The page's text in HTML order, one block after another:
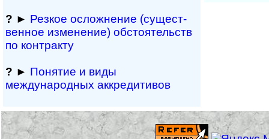
? ► Резкое осложнение (сущест­
вен­ное измене­ние) обсто­ятельств
по контракту
? ► Понятие и виды
международных аккредитивов